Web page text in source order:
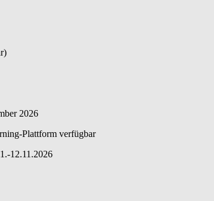
2026
Plattform verfügbar
12.11.2026